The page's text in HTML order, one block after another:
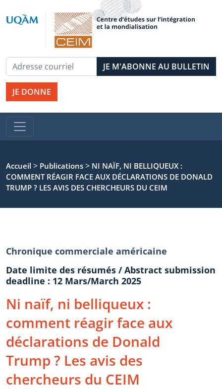
JE DONNE
Accueil > Publications > NI NAÏF, NI BELLIQUEUX :
COMMENT RÉAGIR FACE AUX DÉCLARATIONS DE DONALD
TRUMP ? LES AVIS DES CHERCHEURS DU CEIM
Chronique commerciale américaine
Date limite des résumés / Abstract submission
deadline : 12 Mars/March 2025
Ni naïf, ni belliqueux :
comment réagir face aux
déclarations de Donald
Trump ? Les avis des
chercheurs du CEIM